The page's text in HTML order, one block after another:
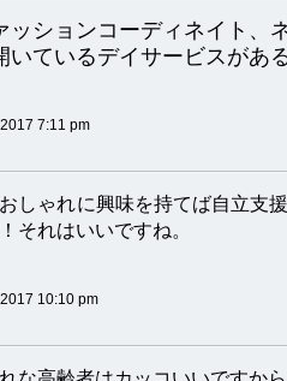
ッションコーディネイト、
いているデイサービスがあ
7:11 pm
しゃれに興味を持てば自立支
それはいいですね。
10:10 pm